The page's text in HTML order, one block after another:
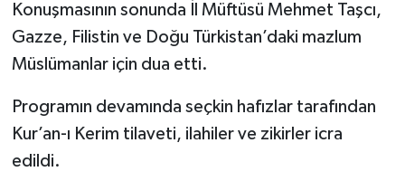
Konuşmasının sonunda İl Müftüsü Mehmet Taşcı,
Gazze, Filistin ve Doğu Türkistan’daki mazlum
Müslümanlar için dua etti.
Programın devamında seçkin hafızlar tarafından
Kur’an-ı Kerim tilaveti, ilahiler ve zikirler icra
edildi.
İstanbul Müftülüğü
İzmir Müftülüğü
Kahramanmaraş Müftülüğü
Karabük Müftülüğü